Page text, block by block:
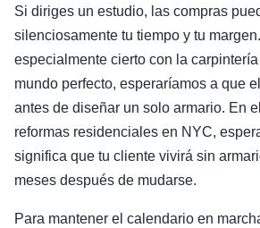
Si diriges un estudio, las compras
silenciosamente tu tiempo y tu
especialmente cierto con la
mundo perfecto, esperaríamos a que
antes de diseñar un solo armario. En
reformas residenciales en NYC,
significa que tu cliente vivirá sin
meses después de mudarse.
Para mantener el calendario en